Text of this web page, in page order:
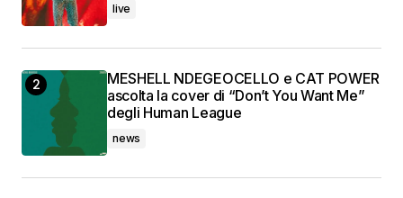
live
MESHELL NDEGEOCELLO e CAT POWER
ascolta la cover di “Don’t You Want Me”
degli Human League
news